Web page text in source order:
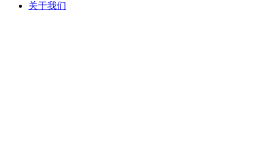
关于我们